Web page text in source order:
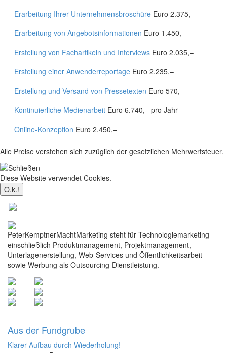
Erarbeitung Ihrer Unternehmensbroschüre Euro 2.375,–
Erarbeitung von Angebotsinformationen Euro 1.450,–
Erstellung von Fachartikeln und Interviews Euro 2.035,–
Erstellung einer Anwenderreportage Euro 2.235,–
Erstellung und Versand von Pressetexten Euro 570,–
Kontinuierliche Medienarbeit Euro 6.740,– pro Jahr
Online-Konzeption Euro 2.450,–
Alle Preise verstehen sich zuzüglich der gesetzlichen Mehrwertsteuer.
Diese Website verwendet Cookies.
PeterKemptnerMachtMarketing steht für Technologiemarketing
einschließlich Produktmanagement, Projektmanagement,
Unterlagenerstellung, Web-Services und Öffentlichkeitsarbeit
sowie Werbung als Outsourcing-Dienstleistung.
Aus der Fundgrube
Klarer Aufbau durch Wiederholung!